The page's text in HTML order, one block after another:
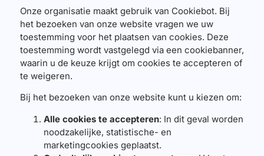
Onze organisatie maakt gebruik van Cookiebot. Bij
het bezoeken van onze website vragen we uw
toestemming voor het plaatsen van cookies. Deze
toestemming wordt vastgelegd via een cookiebanner,
waarin u de keuze krijgt om cookies te accepteren of
te weigeren.
Bij het bezoeken van onze website kunt u kiezen om:
Alle cookies te accepteren: In dit geval worden
noodzakelijke, statistische- en
marketingcookies geplaatst.